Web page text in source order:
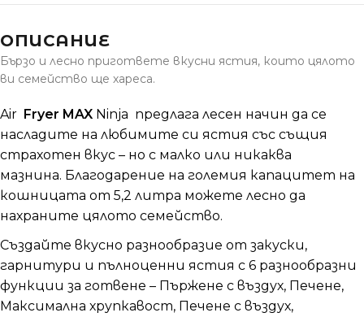
ОПИСАНИЕ
Бързо и лесно пригответе вкусни ястия, които цялото
ви семейство ще хареса.
Air Fryer MAX Ninja предлага лесен начин да се
насладите на любимите си ястия със същия
страхотен вкус – но с малко или никаквa
мазнина. Благодарение на големия капацитет на
кошницата от 5,2 литра можете лесно да
нахраните цялото семейство.
Създайте вкусно разнообразие от закуски,
гарнитури и пълноценни ястия с 6 разнообразни
функции за готвене – Пържене с въздух, Печене,
Максимална хрупкавост, Печене с въздух,